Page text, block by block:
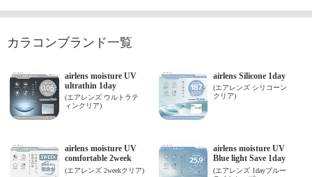
カラコンブランド一覧